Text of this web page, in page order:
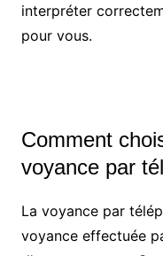
interpréter
pour vous.
Comment
voyance par
La voyance par
voyance effectuée